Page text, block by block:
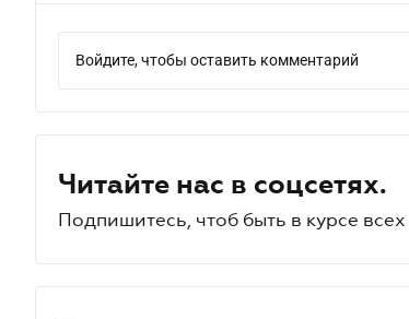
Войдите, чтобы оставить комментарий
Читайте нас в соцсетях.
Подпишитесь, чтоб быть в курсе